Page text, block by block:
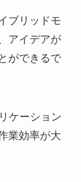
ブリッドモ
アイデアが
ができるで
ケーション
業効率が大